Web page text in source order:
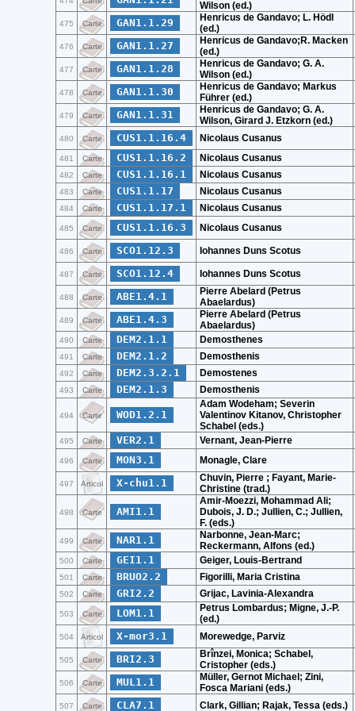
Wilson (ed.)
475 Carte GAN1.1.29
Henricus de Gandavo; L. Hödl
(ed.)
476 Carte GAN1.1.27
Henricus de Gandavo;R. Macken
(ed.)
477 Carte GAN1.1.28
Henricus de Gandavo; G. A.
Wilson (ed.)
478 Carte GAN1.1.30
Henricus de Gandavo; Markus
Führer (ed.)
479 Carte GAN1.1.31
Henricus de Gandavo; G. A.
Wilson, Girard J. Etzkorn (ed.)
480 Carte CUS1.1.16.4 Nicolaus Cusanus
481 Carte CUS1.1.16.2 Nicolaus Cusanus
482 Carte CUS1.1.16.1 Nicolaus Cusanus
483 Carte CUS1.1.17 Nicolaus Cusanus
484 Carte CUS1.1.17.1 Nicolaus Cusanus
485 Carte CUS1.1.16.3 Nicolaus Cusanus
486 Carte SCO1.12.3 Iohannes Duns Scotus
487 Carte SCO1.12.4 Iohannes Duns Scotus
488 Carte ABE1.4.1
Pierre Abelard (Petrus
Abaelardus)
489 Carte ABE1.4.3
Pierre Abelard (Petrus
Abaelardus)
490 Carte DEM2.1.1 Demosthenes
491 Carte DEM2.1.2 Demosthenis
492 Carte DEM2.3.2.1 Demostenes
493 Carte DEM2.1.3 Demosthenis
494 Carte WOD1.2.1
Adam Wodeham; Severin
Valentinov Kitanov, Christopher
Schabel (eds.)
495 Carte VER2.1 Vernant, Jean-Pierre
496 Carte MON3.1 Monagle, Clare
497 Articol X-chu1.1
Chuvin, Pierre ; Fayant, Marie-
Christine (trad.)
498 Carte AMI1.1
Amir-Moezzi, Mohammad Ali;
Dubois, J. D.; Jullien, C.; Jullien,
F. (eds.)
499 Carte NAR1.1
Narbonne, Jean-Marc;
Reckermann, Alfons (ed.)
500 Carte GEI1.1 Geiger, Louis-Bertrand
501 Carte BRUO2.2 Figorilli, Maria Cristina
502 Carte GRI2.2 Grijac, Lavinia-Alexandra
503 Carte LOM1.1
Petrus Lombardus; Migne, J.-P.
(ed.)
504 Articol X-mor3.1 Morewedge, Parviz
505 Carte BRI2.3
Brînzei, Monica; Schabel,
Cristopher (eds.)
506 Carte MUL1.1
Müller, Gernot Michael; Zini,
Fosca Mariani (eds.)
507 Carte CLA7.1 Clark, Gillian; Rajak, Tessa (eds.)